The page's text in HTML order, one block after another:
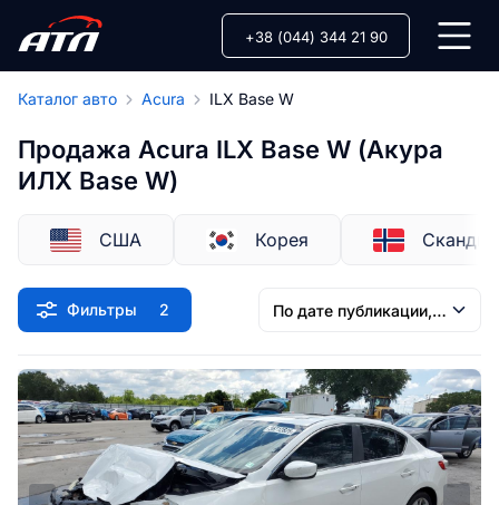
+38 (044) 344 21 90
Каталог авто Acura ILX Base W
Продажа Acura ILX Base W (Акура
ИЛХ Base W)
США Корея
Фильтры 2